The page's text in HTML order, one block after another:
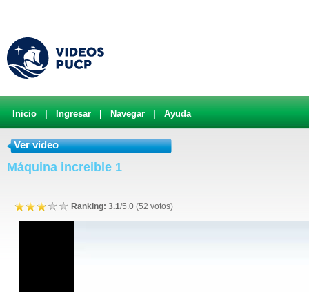
Inicio Ingresar Navegar Ayuda
Ver video
Máquina increible 1
Ranking: 3.1/5.0 (52 votos)